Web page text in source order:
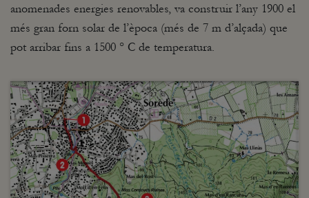
anomenades energies renovables, va construir l’any 1900 el
més gran forn solar de l’època (més de 7 m d’alçada) que
pot arribar fins a 1500 ° C de temperatura.